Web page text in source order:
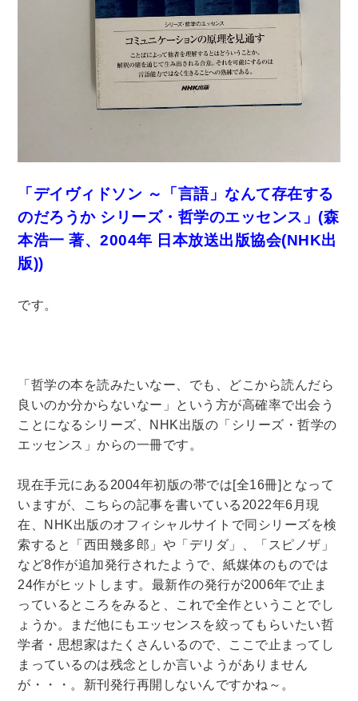
食品・衛生・福祉
CD・DVD・Blu-ray
英語洋書
その他
「デイヴィドソン ～「言語」なんて存在する
のだろうか シリーズ・哲学のエッセンス」(森
本浩一 著、2004年 日本放送出版協会(NHK出
版))
です。
「哲学の本を読みたいなー、でも、どこから読んだら
良いのか分からないなー」という方が高確率で出会う
ことになるシリーズ、NHK出版の「シリーズ・哲学の
エッセンス」からの一冊です。
現在手元にある2004年初版の帯では[全16冊]となって
いますが、こちらの記事を書いている2022年6月現
在、NHK出版のオフィシャルサイトで同シリーズを検
索すると「西田幾多郎」や「デリダ」、「スピノザ」
など8作が追加発行されたようで、紙媒体のものでは
24作がヒットします。最新作の発行が2006年で止ま
っているところをみると、これで全作ということでし
ょうか。まだ他にもエッセンスを絞ってもらいたい哲
学者・思想家はたくさんいるので、ここで止まってし
まっているのは残念としか言いようがありません
が・・・。新刊発行再開しないんですかね～。